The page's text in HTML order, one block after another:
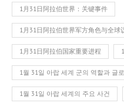
1月31日阿拉伯世界：关键事件
1月31日阿拉伯世界军方角色与全球
1月31日阿拉伯国家重要进程
1월 31일 아랍 세계 군의 역할과 글
1월 31일 아랍 세계의 주요 사건